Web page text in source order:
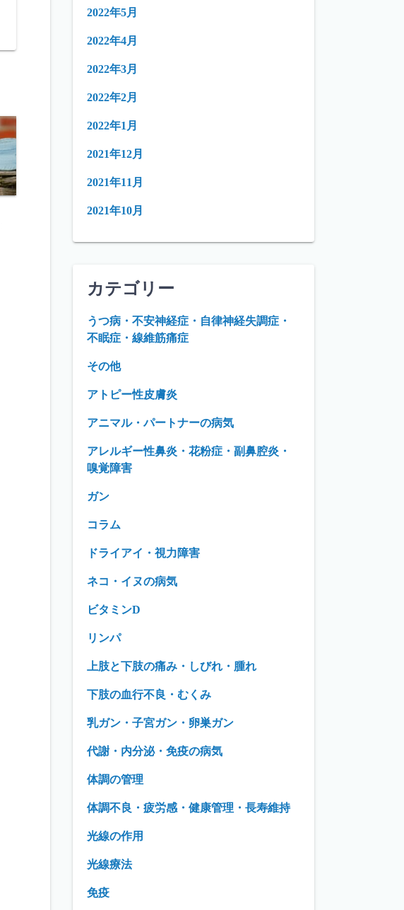
2022年5月
2022年4月
2022年3月
2022年2月
2022年1月
2021年12月
2021年11月
2021年10月
カテゴリー
うつ病・不安神経症・自律神経失調症・
不眠症・線維筋痛症
その他
アトピー性皮膚炎
アニマル・パートナーの病気
アレルギー性鼻炎・花粉症・副鼻腔炎・
嗅覚障害
ガン
コラム
ドライアイ・視力障害
ネコ・イヌの病気
ビタミンD
リンパ
上肢と下肢の痛み・しびれ・腫れ
下肢の血行不良・むくみ
乳ガン・子宮ガン・卵巣ガン
代謝・内分泌・免疫の病気
体調の管理
体調不良・疲労感・健康管理・長寿維持
光線の作用
光線療法
免疫